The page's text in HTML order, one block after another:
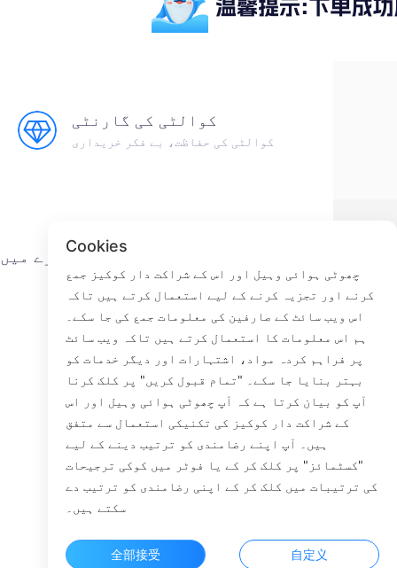
کوالٹی کی گارنٹی
کوالٹی کی حفاظت، بے فکر خریداری
تھوڑی سی مچھلی کے بارے میں
ہم سے رابطہ کریں
ترسیل کا عمل
واپسی کا عمل
ہمارے بارے میں
ROOM
Cookies
چھوٹی ہوائی وہیل اور اس کے شراکت دار کوکیز جمع
کرنے اور تجزیہ کرنے کے لیے استعمال کرتے ہیں تاکہ
اس ویب سائٹ کے صارفین کی معلومات جمع کی جا سکے۔
ہم اس معلومات کا استعمال کرتے ہیں تاکہ ویب سائٹ
پر فراہم کردہ مواد، اشتہارات اور دیگر خدمات کو
بہتر بنایا جا سکے۔ "تمام قبول کریں" پر کلک کرنا
آپ کو بیان کرتا ہے کہ آپ چھوٹی ہوائی وہیل اور اس
کے شراکت دار کوکیز کی تکنیکی استعمال سے متفق
ہیں۔ آپ اپنے رضامندی کو ترتیب دینے کے لیے
"کسٹمائز" پر کلک کر کے یا فوٹر میں کوکی ترجیحات
کی ترتیبات میں کلک کر کے اپنی رضامندی کو ترتیب دے
سکتے ہیں۔
全部接受 自定义